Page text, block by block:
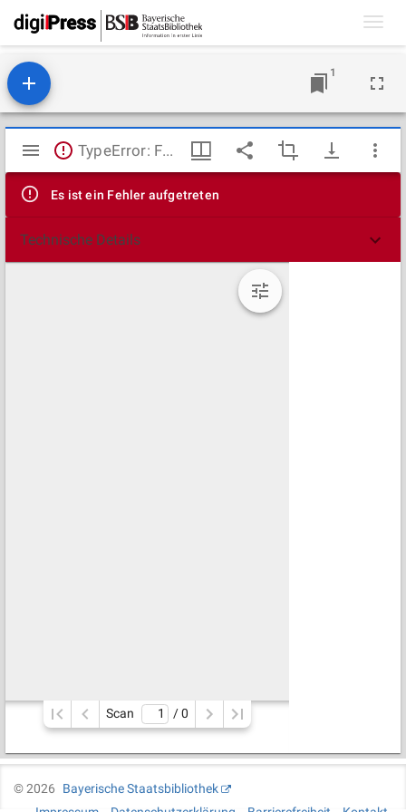
1
Mirador
Viewer
TypeError: Failed to fetch
Es ist ein Fehler aufgetreten
Technische Details
Scan / 0
©2026
Bayerische Staatsbibliothek